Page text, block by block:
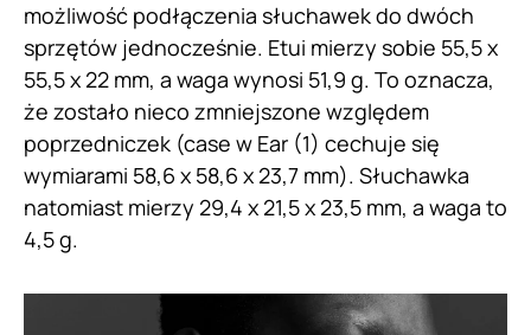
możliwość podłączenia słuchawek do dwóch
sprzętów jednocześnie. Etui mierzy sobie 55,5 x
55,5 x 22 mm, a waga wynosi 51,9 g. To oznacza,
że zostało nieco zmniejszone względem
poprzedniczek (case w Ear (1) cechuje się
wymiarami 58,6 x 58,6 x 23,7 mm). Słuchawka
natomiast mierzy 29,4 x 21,5 x 23,5 mm, a waga to
4,5 g.